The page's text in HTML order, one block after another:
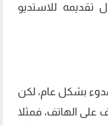
تقديمه للاستديو
بشكل عام، لكن
الهاتف، فمثلا